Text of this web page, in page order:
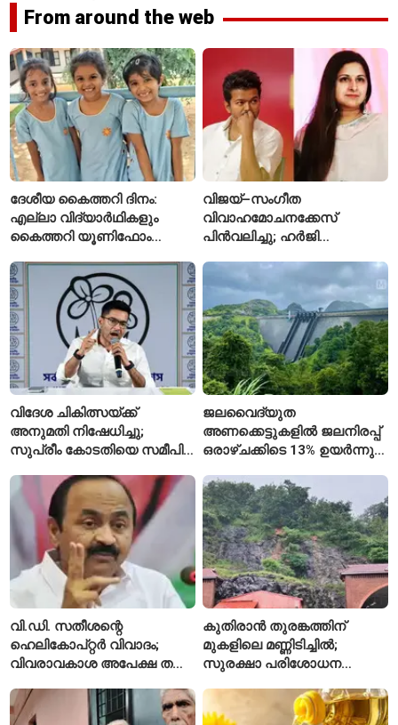
From around the web
ദേശീയ കൈത്തറി ദിനം:
എല്ലാ വിദ്യാർഥികളും
കൈത്തറി യൂണിഫോം
സ്കൂൾ വേറിട്ട മാതൃക
വിജയ്–സംഗീത
വിവാഹമോചനക്കേസ്
പിൻവലിച്ചു; ഹർജി
അവസാനിപ്പിച്ച് കോടതി
വിദേശ ചികിത്സയ്ക്ക്
അനുമതി നിഷേധിച്ചു;
സുപ്രീം കോടതിയെ സമീപിച്ച്
ജലവൈദ്യുത
അണക്കെട്ടുകളിൽ ജലനിരപ്പ്
ഒരാഴ്ചക്കിടെ 13% ഉയർന്നു;
ഇപ്പോഴും കുറവ്
വി.ഡി. സതീശന്റെ
ഹെലികോപ്റ്റർ വിവാദം;
വിവരാവകാശ അപേക്ഷ തള്ളി
കുതിരാൻ തുരങ്കത്തിന്
മുകളിലെ മണ്ണിടിച്ചിൽ;
സുരക്ഷാ പരിശോധന